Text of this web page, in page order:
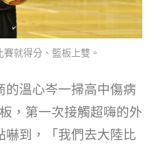
就得分、籃板上雙。
的溫心岑一掃高中傷病
，第一次接觸超嗨的外
嚇到，「我們去大陸比